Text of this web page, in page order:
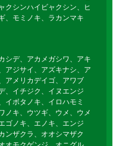
クシンハイビャクシン、ヒ
、モミノキ、ラカンマキ
シデ、アカメガシワ、アキ
アジサイ、アズキナシ、ア
アメリカデイゴ、アワブ
、イチジク、イヌエンジ
イボタノキ、イロハモミ
ノキ、ウツギ、ウメ、ウメ
ゴノキ、エノキ、エンジ
ンザクラ、オオシマザク